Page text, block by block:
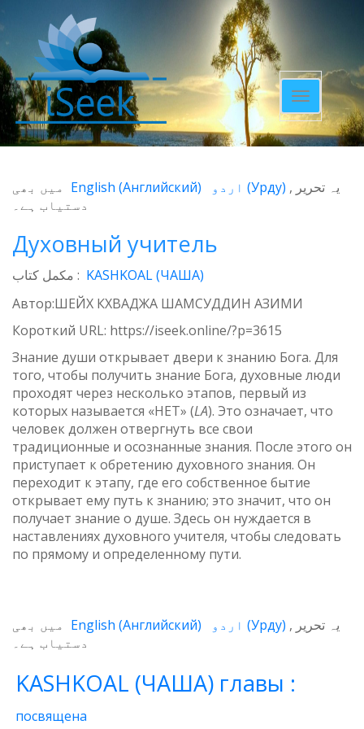
Toggle
navigation
یہ تحریر (Урду)
English (Английский)
میں بھی
دستیاب ہے۔
Духовный учитель
مکمل کتاب : KASHKOAL (ЧАША)
Автор:ШЕЙХ КХВАДЖА ШАМСУДДИН АЗИМИ
Короткий URL: https://iseek.online/?p=3615
Знание души открывает двери к знанию Бога. Для
того, чтобы получить знание Бога, духовные люди
проходят через несколько этапов, первый из
которых называется «НЕТ» (LA). Это означает, что
человек должен отвергнуть все свои
традиционные и осознанные знания. После этого он
приступает к обретению духовного знания. Он
переходит к этапу, где его собственное бытие
открывает ему путь к знанию; это значит, что он
получает знание о душе. Здесь он нуждается в
наставлениях духовного учителя, чтобы следовать
по прямому и определенному пути.
یہ تحریر (Урду)
English (Английский)
میں بھی
دستیاب ہے۔
KASHKOAL (ЧАША) главы :
посвящена